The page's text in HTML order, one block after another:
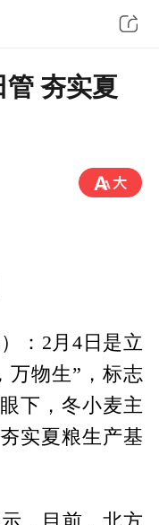
夯实夏
：2月4日是立
万物生”，标志
下，冬小麦主
实夏粮生产基